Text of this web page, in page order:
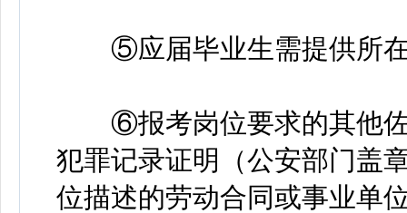
⑤应届毕业生需提供所在
⑥报考岗位要求的其他佐
犯罪记录证明（公安部门盖
位描述的劳动合同或事业单